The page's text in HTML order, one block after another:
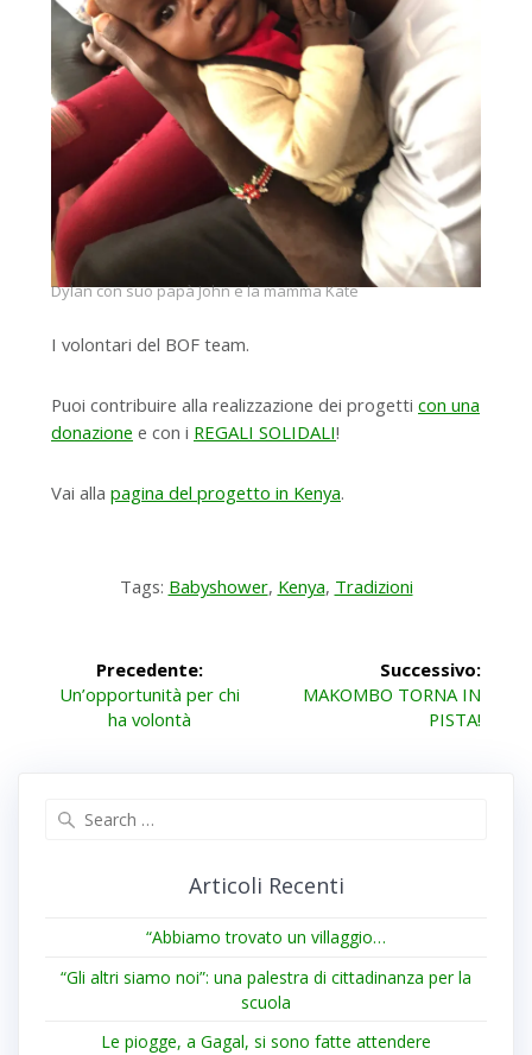
Dylan con suo papà John e la mamma Kate
I volontari del BOF team.
Puoi contribuire alla realizzazione dei progetti con una
donazione e con i REGALI SOLIDALI!
Vai alla pagina del progetto in Kenya.
Tags: Babyshower, Kenya, Tradizioni
Navigazione
articoli
Precedente:
Articolo
precedente:
Un’opportunità per chi
ha volontà
Successivo:
Articolo
MAKOMBO TORNA IN
PISTA!
Articoli Recenti
“Abbiamo trovato un villaggio…
“Gli altri siamo noi”: una palestra di cittadinanza per la
scuola
Le piogge, a Gagal, si sono fatte attendere